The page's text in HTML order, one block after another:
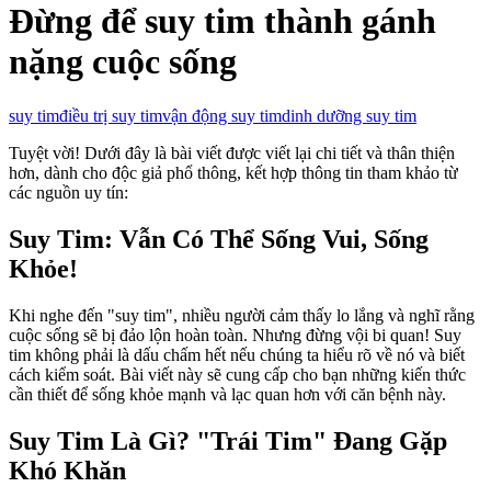
Đừng để suy tim thành gánh
nặng cuộc sống
suy timđiều trị suy timvận động suy timdinh dưỡng suy tim
Tuyệt vời! Dưới đây là bài viết được viết lại chi tiết và thân thiện
hơn, dành cho độc giả phổ thông, kết hợp thông tin tham khảo từ
các nguồn uy tín:
Suy Tim: Vẫn Có Thể Sống Vui, Sống
Khỏe!
Khi nghe đến "suy tim", nhiều người cảm thấy lo lắng và nghĩ rằng
cuộc sống sẽ bị đảo lộn hoàn toàn. Nhưng đừng vội bi quan! Suy
tim không phải là dấu chấm hết nếu chúng ta hiểu rõ về nó và biết
cách kiểm soát. Bài viết này sẽ cung cấp cho bạn những kiến thức
cần thiết để sống khỏe mạnh và lạc quan hơn với căn bệnh này.
Suy Tim Là Gì? "Trái Tim" Đang Gặp
Khó Khăn